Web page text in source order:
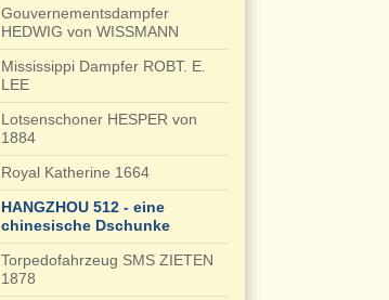
Gouvernementsdampfer
HEDWIG von WISSMANN
Mississippi Dampfer ROBT. E.
LEE
Lotsenschoner HESPER von
1884
Royal Katherine 1664
HANGZHOU 512 - eine
chinesische Dschunke
Torpedofahrzeug SMS ZIETEN
1878